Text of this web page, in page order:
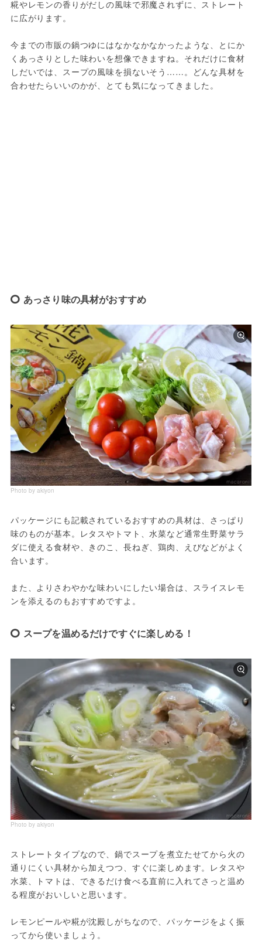
糀やレモンの香りがだしの風味で邪魔されずに、ストレート
に広がります。
今までの市販の鍋つゆにはなかなかなかったような、とにか
くあっさりとした味わいを想像できますね。それだけに食材
しだいでは、スープの風味を損ないそう……。どんな具材を
合わせたらいいのかが、とても気になってきました。
あっさり味の具材がおすすめ
Photo by akiyon
パッケージにも記載されているおすすめの具材は、さっぱり
味のものが基本。レタスやトマト、水菜など通常生野菜サラ
ダに使える食材や、きのこ、長ねぎ、鶏肉、えびなどがよく
合います。
また、よりさわやかな味わいにしたい場合は、スライスレモ
ンを添えるのもおすすめですよ。
スープを温めるだけですぐに楽しめる！
Photo by akiyon
ストレートタイプなので、鍋でスープを煮立たせてから火の
通りにくい具材から加えつつ、すぐに楽しめます。レタスや
水菜、トマトは、できるだけ食べる直前に入れてさっと温め
る程度がおいしいと思います。
レモンピールや糀が沈殿しがちなので、パッケージをよく振
ってから使いましょう。